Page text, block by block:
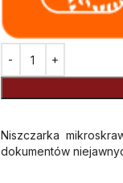
Niszczarka
dokumentów